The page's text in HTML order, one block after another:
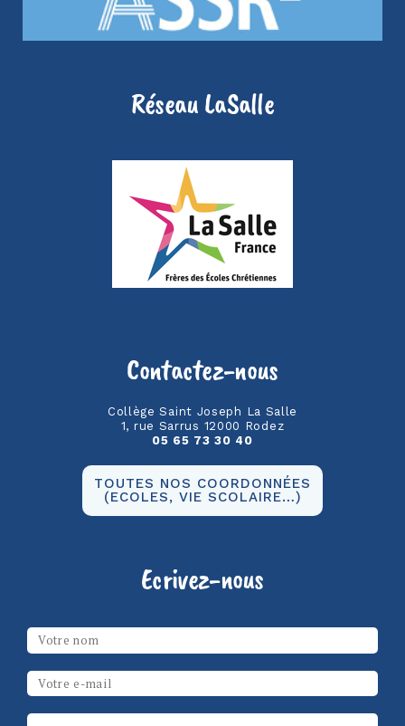
Réseau LaSalle
Contactez-nous
Collège Saint Joseph La Salle
1, rue Sarrus 12000 Rodez
05 65 73 30 40
TOUTES NOS COORDONNÉES
(ECOLES, VIE SCOLAIRE…)
Ecrivez-nous
Votre nom*
Email*
Message*